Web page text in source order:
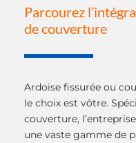
Parcourez
de couverture
Ardoise fissurée ou
le choix est vôtre.
couverture,
une vaste gamme de